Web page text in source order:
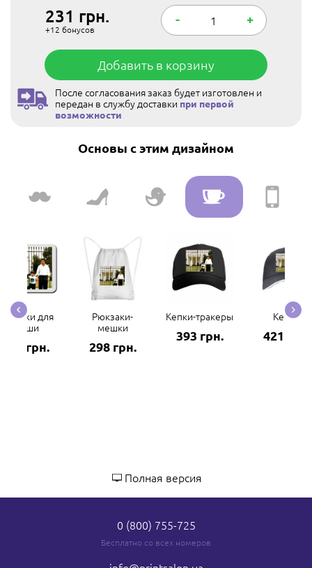
231 грн.
+12 бонусов
- +
Добавить в корзину
После согласования заказ будет изготовлен и
передан в службу доставки при первой
возможности
Основы с этим дизайном
для
мыши
282 грн.
Рюкзаки-
мешки
298 грн.
Кепки-тракеры
393 грн.
Кепки
421 грн.
Полная версия
0 (800) 755-725
Бесплатно со всех номеров